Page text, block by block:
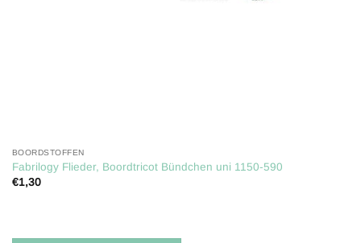
BOORDSTOFFEN
Fabrilogy Flieder, Boordtricot Bündchen uni 1150-590
€1,30